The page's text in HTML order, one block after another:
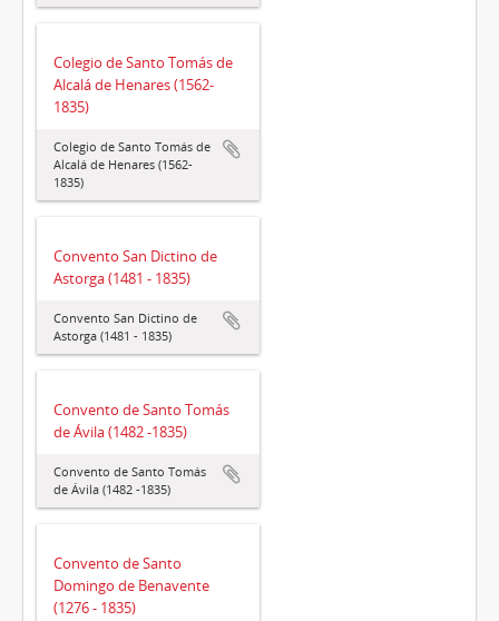
Colegio de Santo Tomás de
Alcalá de Henares (1562-
1835)
Colegio de Santo Tomás de
Alcalá de Henares (1562-
1835)
Convento San Dictino de
Astorga (1481 - 1835)
Convento San Dictino de
Astorga (1481 - 1835)
Convento de Santo Tomás
de Ávila (1482 -1835)
Convento de Santo Tomás
de Ávila (1482 -1835)
Convento de Santo
Domingo de Benavente
(1276 - 1835)